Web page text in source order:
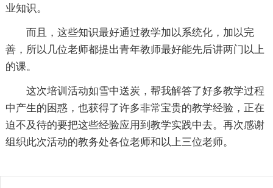
业知识。
而且，这些知识最好通过教学加以系统化，加以完
善，所以几位老师都提出青年教师最好能先后讲两门以上
的课。
这次培训活动如雪中送炭，帮我解答了好多教学过程
中产生的困惑，也获得了许多非常宝贵的教学经验，正在
迫不及待的要把这些经验应用到教学实践中去。再次感谢
组织此次活动的教务处各位老师和以上三位老师。